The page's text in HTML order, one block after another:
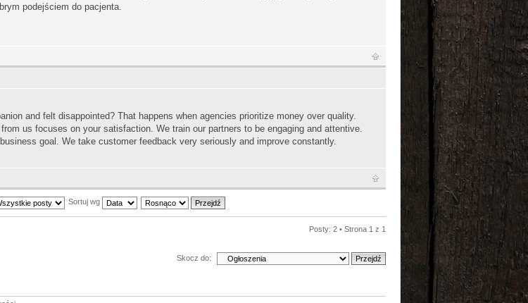
podejściem do pacjenta.
and felt disappointed? That happens when agencies prioritize money over quality.
from us focuses on your satisfaction. We train our partners to be engaging and attentive.
goal. We take customer feedback very seriously and improve constantly.
Sortuj wg
Posty: 2 • Strona 1 z 1
Skocz do: